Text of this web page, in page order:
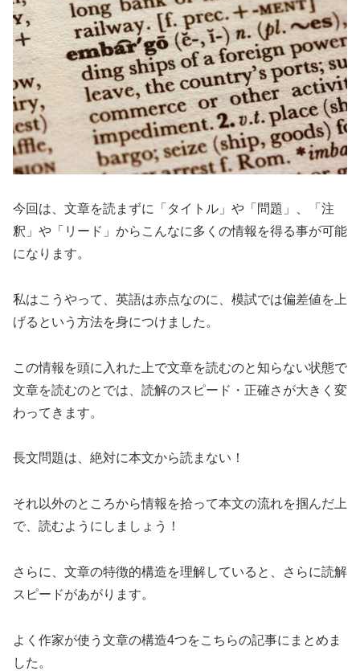
今回は、文章を読まずに「タイトル」や「問題」、「注
釈」や「リード」からこんなに多くの情報を得る事が可能
になります。
私はこうやって、英語は赤点なのに、模試では偏差値を上
げるという方法を身につけました。
この情報を頭に入れた上で文章を読むのと知らない状態で
文章を読むのとでは、読解のスピード・正確さが大きく変
わってきます。
長文問題は、絶対に本文から読まない！
それ以外のところから情報を拾って本文の流れを掴んだ上
で、読むようにしましょう！
さらに、文章の特徴的構造を理解していると、さらに読解
スピードがあがります。
よく作家が使う文章の構造4つをこちらの記事にまとめま
した。